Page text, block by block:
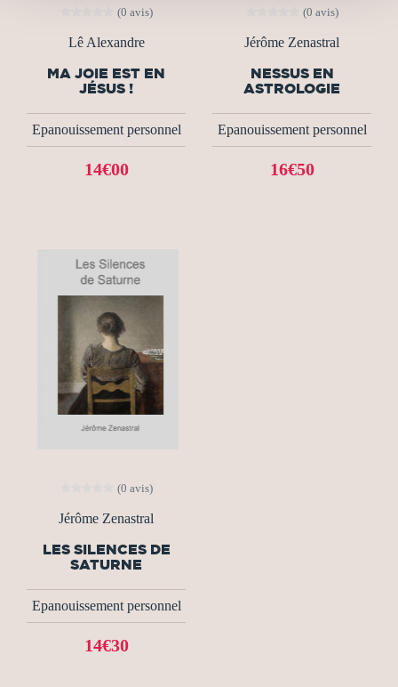
(0 avis)
Lê Alexandre
MA JOIE EST EN
JÉSUS !
Epanouissement personnel
14€00
(0 avis)
Jérôme Zenastral
NESSUS EN
ASTROLOGIE
Epanouissement personnel
16€50
(0 avis)
Jérôme Zenastral
LES SILENCES DE
SATURNE
Epanouissement personnel
14€30